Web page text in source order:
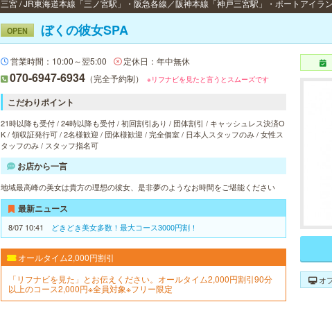
OPEN ぼくの彼女SPA
営業時間：10:00～翌5:00 定休日：年中無休
070-6947-6934 （完全予約制） ※リフナビを見たと言うとスムーズです
こだわりポイント
21時以降も受付 / 24時以降も受付 / 初回割引あり / 団体割引 / キャッシュレス決済O
K / 領収証発行可 / 2名様歓迎 / 団体様歓迎 / 完全個室 / 日本人スタッフのみ / 女性ス
タッフのみ / スタッフ指名可
お店から一言
地域最高峰の美女は貴方の理想の彼女、是非夢のようなお時間をご堪能ください
最新ニュース
8/07 10:41 どきどき美女多数！最大コース3000円割！
オールタイム2,000円割引
「リフナビを見た」とお伝えください。オールタイム2,000円割引90分
以上のコース2,000円※全員対象※フリー限定
オ